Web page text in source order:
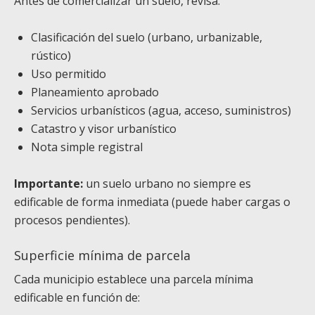
Clasificación del suelo (urbano, urbanizable,
rústico)
Uso permitido
Planeamiento aprobado
Servicios urbanísticos (agua, acceso, suministros)
Catastro y visor urbanístico
Nota simple registral
Importante: un suelo urbano no siempre es
edificable de forma inmediata (puede haber cargas o
procesos pendientes).
Superficie mínima de parcela
Cada municipio establece una parcela mínima
edificable en función de: